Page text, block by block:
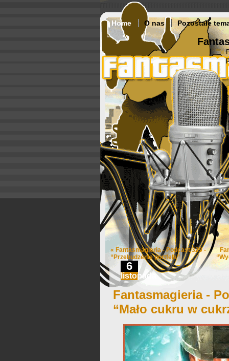
Home O nas Pozostałe
« Fantasmagieria - Podcast 329 -
“Przebudzenie portfela”
6
listopada
Fantasmagieria -
“Mało cukru w